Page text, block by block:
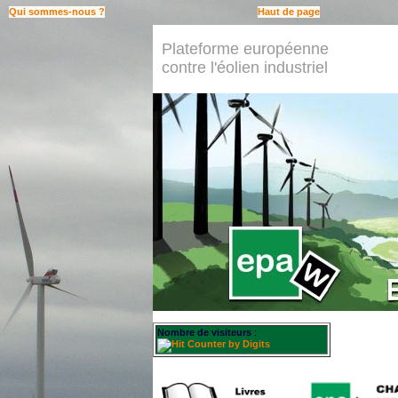
Plateforme européenne
contre l'éolien industriel
Nombre de visiteurs :
Haut de page
Qui sommes-nous ?